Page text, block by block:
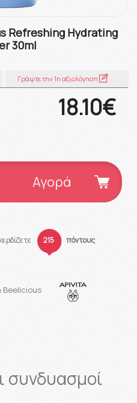
Refreshing Hydrating
30ml
Γράψτε την 1η αξιολόγηση
18.10€
Αγορά
215 πόντους
Beelicious
συνδυασμοί